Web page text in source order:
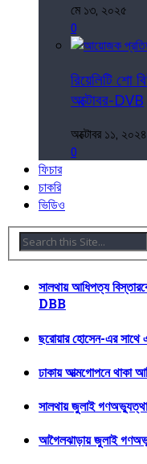
মে ১৩, ২০২৫
0
রিয়েলিটি শো
অক্টোবর-DVB
অক্টোবর ১১, ২০২৪
0
ফিচার
চাকরি
ভিডিও
সালথায় আধিপত্য
DBB
ছরোয়ার হোসেন-এর সাথে
ঢাকায় আত্মগোপনে থাকা
সালথায় জুলাই
আগৈলঝাড়ায় জুলাই